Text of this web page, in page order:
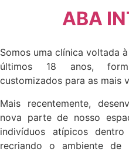
ABA
Somos uma clínica voltada
últimos 18 anos,
customizados para as mais
Mais recentemente,
nova parte de nosso
indivíduos atípicos
recriando o ambiente de